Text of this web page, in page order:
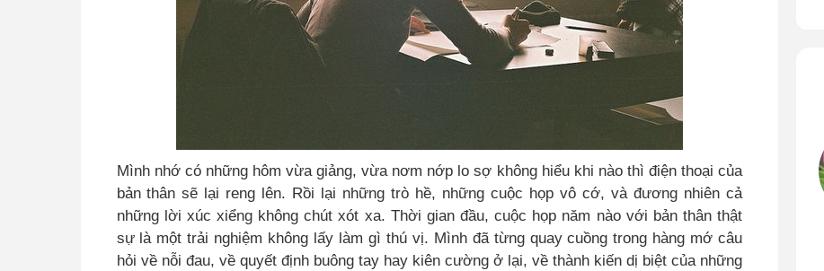
Mình nhớ có những hôm vừa giảng, vừa nơm nớp lo sợ không hiểu khi nào thì điện thoại của
bản thân sẽ lại reng lên. Rồi lại những trò hề, những cuộc họp vô cớ, và đương nhiên cả
những lời xúc xiểngkhông chút xót xa. Thời gian đầu, cuộc họp năm nào với bản thân thật
sự là một trải nghiệm không lấy làm gì thú vị. Mình đã từng quay cuồng trong hàng mớ câu
hỏi về nỗi đau, về quyết định buông tay hay kiên cường ở lại, về thành kiến dị biệt của những